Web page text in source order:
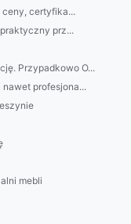
ceny, certyfika...
prz...
Przypadkowo O...
profesjona...
mebli